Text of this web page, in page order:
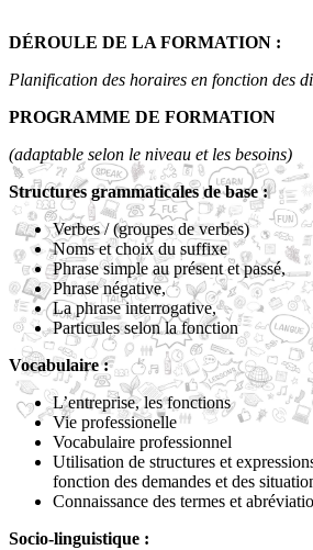
DÉROULE DE LA FORMATION :
Planification des horaires en fonction des
PROGRAMME DE FORMATION
(adaptable selon le niveau et les besoins)
Structures grammaticales de base :
Verbes / (groupes de verbes)
Noms et choix du suffixe
Phrase simple au présent et passé,
Phrase négative,
La phrase interrogative,
Particules selon la fonction
Vocabulaire :
L’entreprise, les fonctions
Vie professionelle
Vocabulaire professionnel
Utilisation de structures et
fonction des demandes et des
Connaissance des termes et
Socio-linguistique :